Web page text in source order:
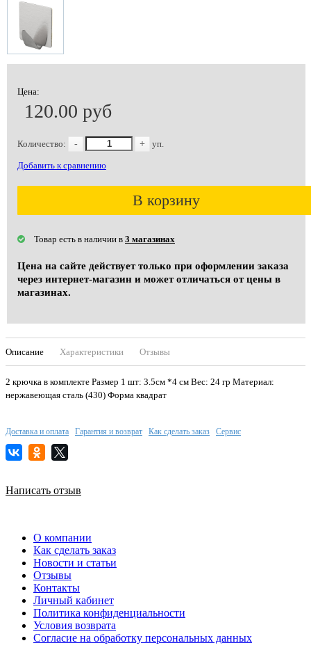
Цена:
120.00 руб
Количество: - + уп.
Добавить к сравнению
В корзину
Товар есть в наличии в 3 магазинах
Цена на сайте действует только при оформлении заказа
через интернет-магазин и может отличаться от цены в
магазинах.
Описание Характеристики Отзывы
2 крючка в комплекте Размер 1 шт: 3.5см *4 см Вес: 24 гр Материал:
нержавеющая сталь (430) Форма квадрат
Доставка и оплата Гарантия и возврат Как сделать заказ Сервис
Написать отзыв
О компании
Как сделать заказ
Новости и статьи
Отзывы
Контакты
Личный кабинет
Политика конфиденциальности
Условия возврата
Согласие на обработку персональных данных